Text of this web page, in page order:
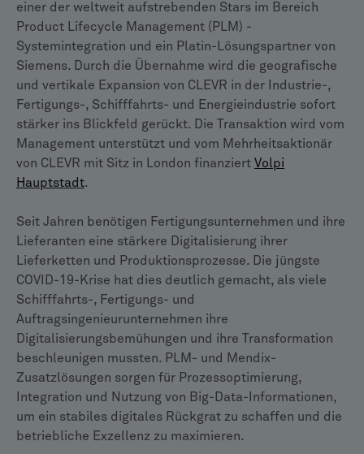
einer der weltweit aufstrebenden Stars im Bereich
Product Lifecycle Management (PLM) -
Systemintegration und ein Platin-Lösungspartner von
Siemens. Durch die Übernahme wird die geografische
und vertikale Expansion von CLEVR in der Industrie-,
Fertigungs-, Schifffahrts- und Energieindustrie sofort
stärker ins Blickfeld gerückt. Die Transaktion wird vom
Management unterstützt und vom Mehrheitsaktionär
von CLEVR mit Sitz in London finanziert Volpi
Hauptstadt.
Seit Jahren benötigen Fertigungsunternehmen und ihre
Lieferanten eine stärkere Digitalisierung ihrer
Lieferketten und Produktionsprozesse. Die jüngste
COVID-19-Krise hat dies deutlich gemacht, als viele
Schifffahrts-, Fertigungs- und
Auftragsingenieurunternehmen ihre
Digitalisierungsbemühungen und ihre Transformation
beschleunigen mussten. PLM- und Mendix-
Zusatzlösungen sorgen für Prozessoptimierung,
Integration und Nutzung von Big-Data-Informationen,
um ein stabiles digitales Rückgrat zu schaffen und die
betriebliche Exzellenz zu maximieren.